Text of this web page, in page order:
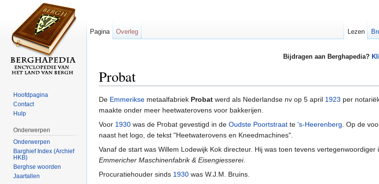
Bijdragen aan Berghapedia?
Probat
De Emmerikse metaalfabriek Probat werd als Nederlandse nv op 5 april 1923 per
maakte onder meer heetwaterovens voor bakkerijen.
Voor 1930 was de Probat gevestigd in de Oudste Poortstraat te 's-Heerenberg. Op de
naast het logo, de tekst "Heetwaterovens en Kneedmachines".
Vanaf de start was Willem Lodewijk Kok directeur. Hij was toen tevens vertegenwoordiger
Emmericher Maschinenfabrik & Eisengiesserei.
Procuratiehouder sinds 1930 was W.J.M. Bruins.
Pagina Overleg Lezen
Hoofdpagina
Contact
Hulp
Onderwerpen
Onderwerpen
Barghief Index (Archief
HKB)
Berghse woorden
Jaartallen